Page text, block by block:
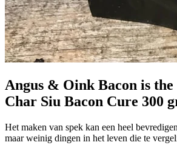
Angus & Oink Bacon is the
Char Siu Bacon Cure 300
Het maken van spek kan een heel
maar weinig dingen in het leven die te